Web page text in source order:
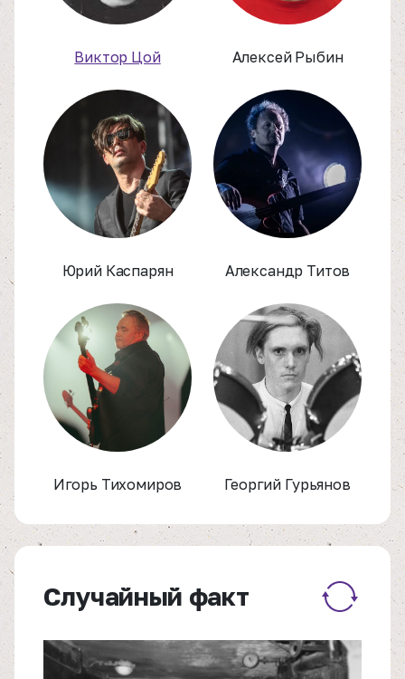
Виктор Цой Алексей Рыбин
Юрий Каспарян Александр Титов
Игорь Тихомиров Георгий Гурьянов
Случайный факт